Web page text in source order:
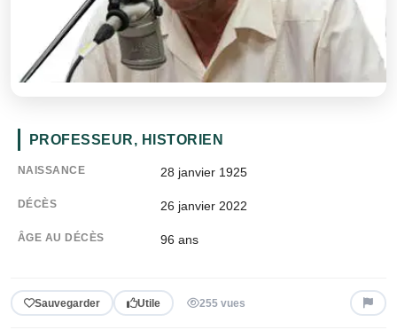
PROFESSEUR, HISTORIEN
NAISSANCE 28 janvier 1925
DÉCÈS 26 janvier 2022
ÂGE AU DÉCÈS 96 ans
Sauvegarder Utile 255 vues